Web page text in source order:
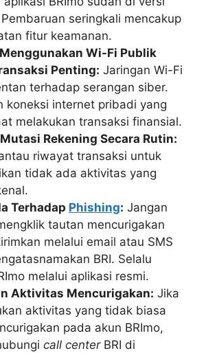
seringkali mencakup
fitur keamanan.
Wi-Fi Publik
Penting: Jaringan Wi-Fi
terhadap serangan siber.
koneksi internet pribadi yang
melakukan transaksi finansial.
Rekening Secara Rutin:
riwayat transaksi untuk
tidak ada aktivitas yang
Terhadap Phishing: Jangan
tautan mencurigakan
melalui email atau SMS
BRI. Selalu
melalui aplikasi resmi.
Aktivitas Mencurigakan: Jika
aktivitas yang tidak biasa
pada akun BRImo,
call centerBRI di